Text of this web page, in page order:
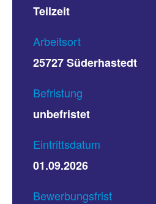
Teilzeit
Arbeitsort
25727 Süderhastedt
Befristung
unbefristet
Eintrittsdatum
01.09.2026
Bewerbungsfrist